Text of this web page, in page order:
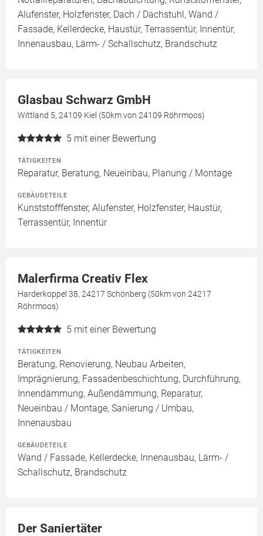
Alufenster, Holzfenster, Dach / Dachstuhl, Wand /
Fassade, Kellerdecke, Haustür, Terrassentür, Innentür,
Innenausbau, Lärm- / Schallschutz, Brandschutz
Glasbau Schwarz GmbH
Wittland 5, 24109 Kiel (50km von 24109 Röhrmoos)
5 mit einer Bewertung
TÄTIGKEITEN
Reparatur, Beratung, Neueinbau, Planung / Montage
GEBÄUDETEILE
Kunststofffenster, Alufenster, Holzfenster, Haustür,
Terrassentür, Innentür
Malerfirma Creativ Flex
Harderkoppel 38, 24217 Schönberg (50km von 24217
Röhrmoos)
5 mit einer Bewertung
TÄTIGKEITEN
Beratung, Renovierung, Neubau Arbeiten,
Imprägnierung, Fassadenbeschichtung, Durchführung,
Innendämmung, Außendämmung, Reparatur,
Neueinbau / Montage, Sanierung / Umbau,
Innenausbau
GEBÄUDETEILE
Wand / Fassade, Kellerdecke, Innenausbau, Lärm- /
Schallschutz, Brandschutz
Der Saniertäter